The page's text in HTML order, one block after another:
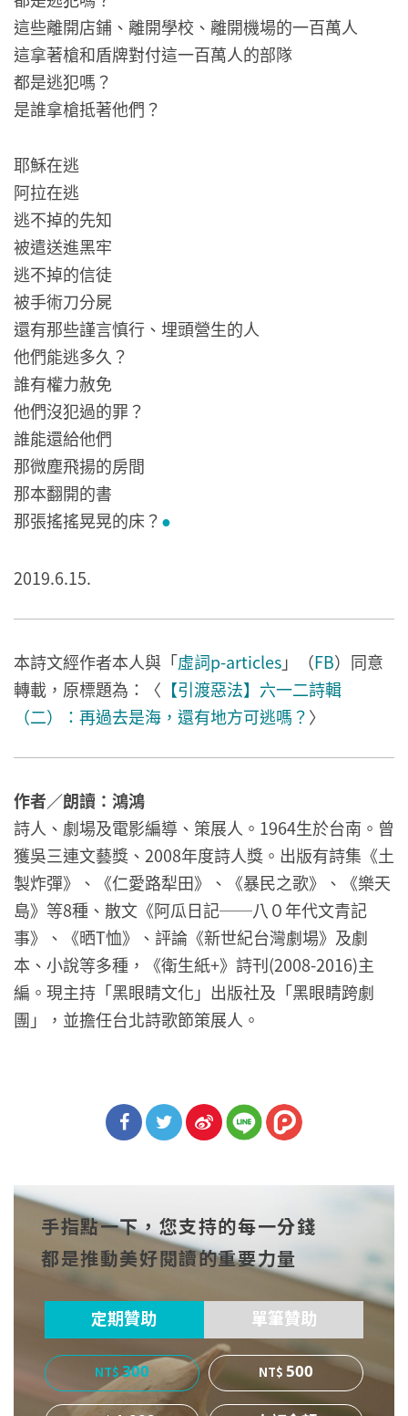
這些離開店鋪、離開學校、離開機場的一百萬人
這拿著槍和盾牌對付這一百萬人的部隊
都是逃犯嗎？
是誰拿槍抵著他們？
耶穌在逃
阿拉在逃
逃不掉的先知
被遣送進黑牢
逃不掉的信徒
被手術刀分屍
還有那些謹言慎行、埋頭營生的人
他們能逃多久？
誰有權力赦免
他們沒犯過的罪？
誰能還給他們
那微塵飛揚的房間
那本翻開的書
那張搖搖晃晃的床？ ●
2019.6.15.
本詩文經作者本人與「虛詞p-articles」（FB）同意
轉載，原標題為：〈 【引渡惡法】六一二詩輯
（二）：再過去是海，還有地方可逃嗎？〉
作者／朗讀：​鴻鴻
詩人、劇場及電影編導、策展人。1964生於台南。曾
獲吳三連文藝獎、2008年度詩人獎。出版有詩集《土
製炸彈》、《仁愛路犁田》、《暴民之歌》、《樂天
島》等8種、散文《阿瓜日記──八０年代文青記
事》、《晒T恤》、評論《新世紀台灣劇場》及劇
本、小說等多種，《衛生紙+》詩刊(2008-2016)主
編。現主持「黑眼睛文化」出版社及「黑眼睛跨劇
團」，並擔任台北詩歌節策展人。
cebo
ok
witt
er
博
手指點一下，您支持的每一分錢
都是推動美好閱讀的重要力量
定期贊助 單筆贊助
300
500